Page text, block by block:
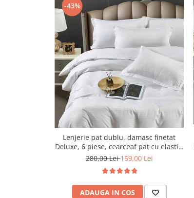
Set Lenjerie Pat Blanita Iepure, 6
Piese, Cu Pilota Inclusa
Lenjerii De Pat Premium Collection
Set Lenjerie De Pat, 7 Piese, Cu
Pilota / Cuvertura Inclusa
Set Lenjerie De Pat Jacquard Regal,
11 Piese, Cuvertura Inclusa
Lenjerii Damasc Egiptean King Size
Lenjerii De Pat, Finet Premium, 1
Lenjerii De Pat Damasc 1 Persoana
Lenjerii De Pat, Imprimeu 3D, 1
-43%
Lenjerie pat dublu, damasc finetat
Deluxe, 6 piese, cearceaf pat cu elastic,
Alb
280,00 Lei159,00 Lei
ADAUGA IN COS